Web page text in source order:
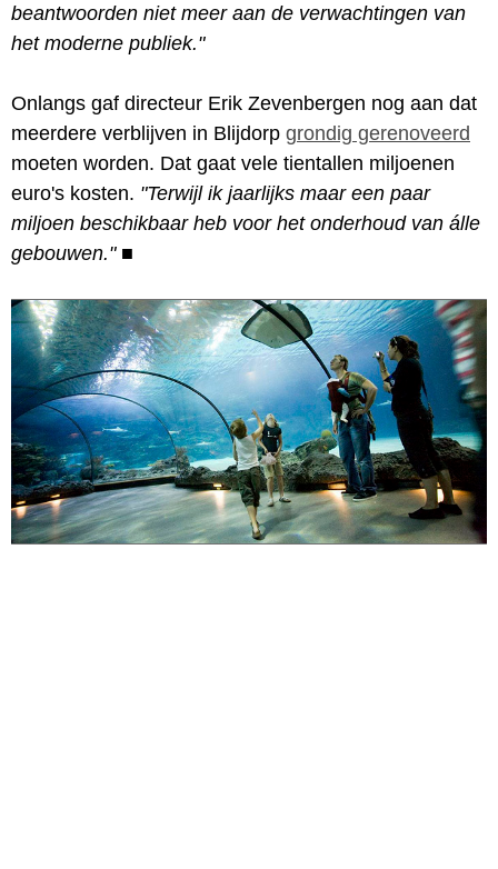
beantwoorden niet meer aan de verwachtingen van
het moderne publiek."
Onlangs gaf directeur Erik Zevenbergen nog aan dat
meerdere verblijven in Blijdorp grondig gerenoveerd
moeten worden. Dat gaat vele tientallen miljoenen
euro's kosten. "Terwijl ik jaarlijks maar een paar
miljoen beschikbaar heb voor het onderhoud van álle
gebouwen." ■